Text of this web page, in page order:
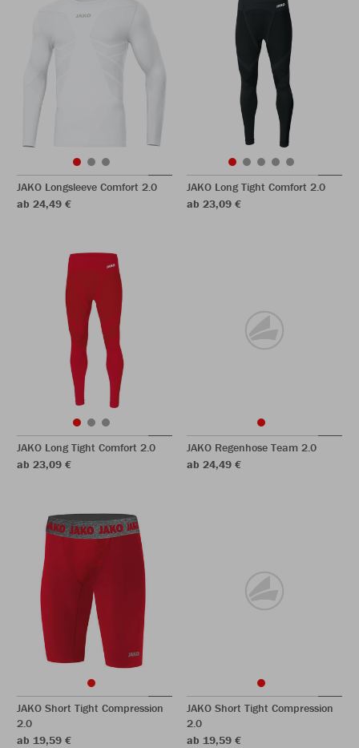
JAKO Longsleeve Comfort 2.0
ab 24,49 €
JAKO Long Tight Comfort 2.0
ab 23,09 €
JAKO Long Tight Comfort 2.0
ab 23,09 €
JAKO Regenhose Team 2.0
ab 24,49 €
JAKO Short Tight Compression
2.0
ab 19,59 €
JAKO Short Tight Compression
2.0
ab 19,59 €